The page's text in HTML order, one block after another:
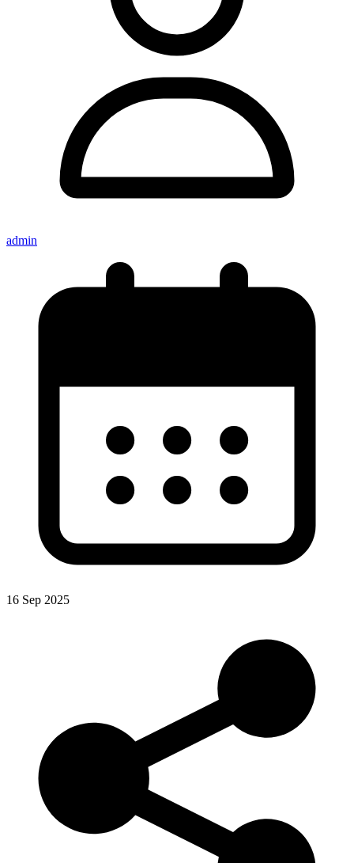
admin
16 Sep 2025